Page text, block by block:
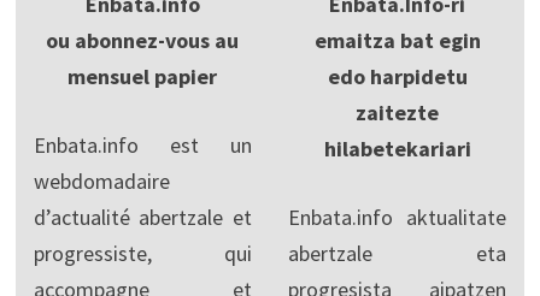
ou abonnez-vous au
mensuel papier
Enbata.info est un
webdomadaire
d’actualité abertzale et
progressiste, qui
accompagne et
emaitza bat egin
edo harpidetu
zaitezte
hilabetekariari
Enbata.info aktualitate
abertzale eta
progresista aipatzen